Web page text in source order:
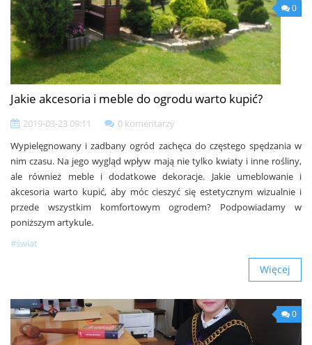
0
Jakie akcesoria i meble do ogrodu warto kupić?
2019-03-23 09:11
0 komentarzy
Wypielęgnowany i zadbany ogród zachęca do częstego spędzania w
nim czasu. Na jego wygląd wpływ mają nie tylko kwiaty i inne rośliny,
ale również meble i dodatkowe dekoracje. Jakie umeblowanie i
akcesoria warto kupić, aby móc cieszyć się estetycznym wizualnie i
przede wszystkim komfortowym ogrodem? Podpowiadamy w
poniższym artykule.
#świat
Więcej
0